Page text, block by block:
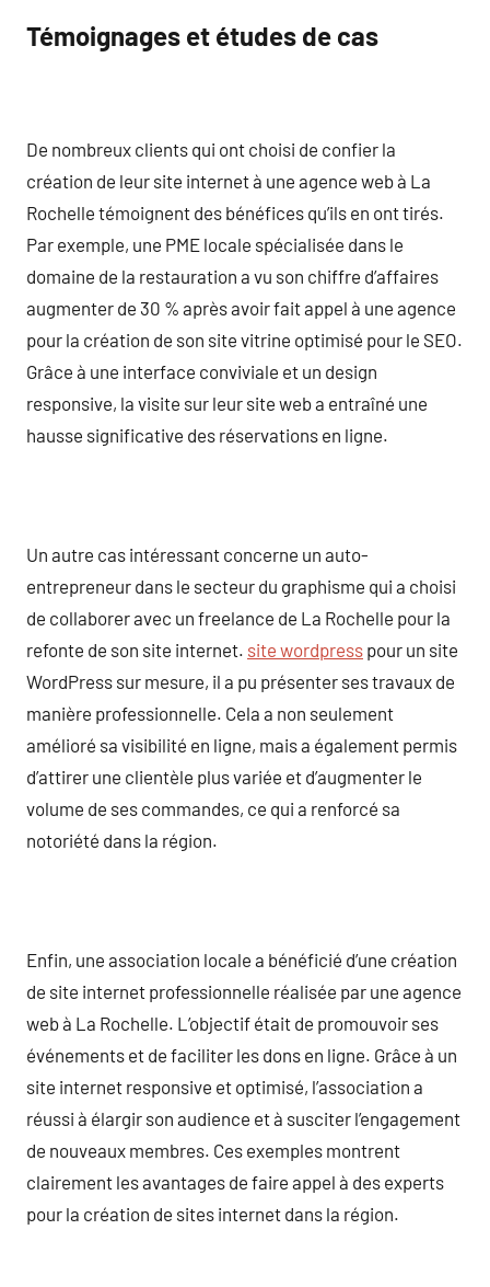
Témoignages et études de cas
De nombreux clients qui ont choisi de confier la
création de leur site internet à une agence web à La
Rochelle témoignent des bénéfices qu’ils en ont tirés.
Par exemple, une PME locale spécialisée dans le
domaine de la restauration a vu son chiffre d’affaires
augmenter de 30 % après avoir fait appel à une agence
pour la création de son site vitrine optimisé pour le SEO.
Grâce à une interface conviviale et un design
responsive, la visite sur leur site web a entraîné une
hausse significative des réservations en ligne.
Un autre cas intéressant concerne un auto-
entrepreneur dans le secteur du graphisme qui a choisi
de collaborer avec un freelance de La Rochelle pour la
refonte de son site internet. site wordpress pour un site
WordPress sur mesure, il a pu présenter ses travaux de
manière professionnelle. Cela a non seulement
amélioré sa visibilité en ligne, mais a également permis
d’attirer une clientèle plus variée et d’augmenter le
volume de ses commandes, ce qui a renforcé sa
notoriété dans la région.
Enfin, une association locale a bénéficié d’une création
de site internet professionnelle réalisée par une agence
web à La Rochelle. L’objectif était de promouvoir ses
événements et de faciliter les dons en ligne. Grâce à un
site internet responsive et optimisé, l’association a
réussi à élargir son audience et à susciter l’engagement
de nouveaux membres. Ces exemples montrent
clairement les avantages de faire appel à des experts
pour la création de sites internet dans la région.